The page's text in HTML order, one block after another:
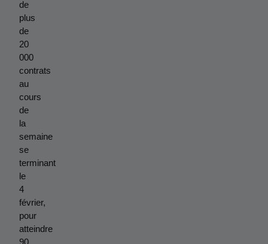
de
plus
de
20
000
contrats
au
cours
de
la
semaine
se
terminant
le
4
février,
pour
atteindre